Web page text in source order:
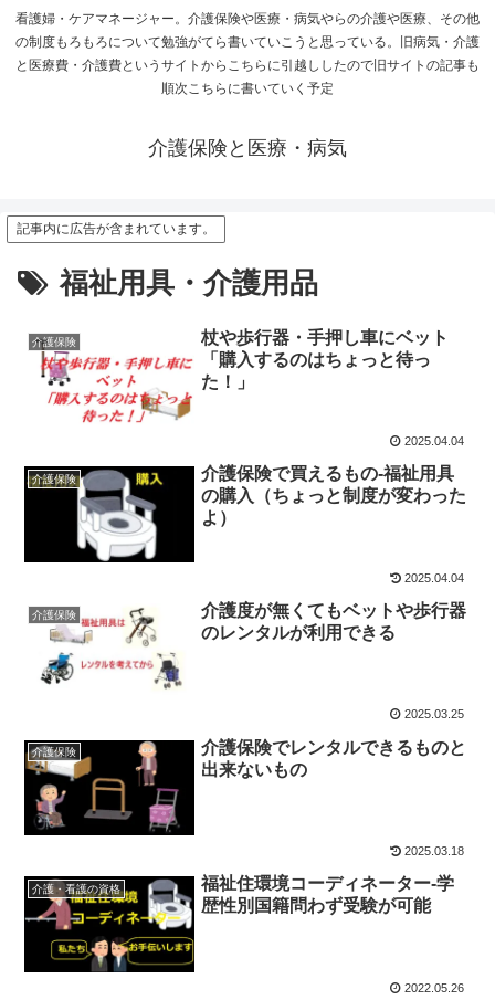
看護婦・ケアマネージャー。介護保険や医療・病気やらの介護や医療、その他
の制度もろもろについて勉強がてら書いていこうと思っている。旧病気・介護
と医療費・介護費というサイトからこちらに引越ししたので旧サイトの記事も
順次こちらに書いていく予定
介護保険と医療・病気
記事内に広告が含まれています。
福祉用具・介護用品
介護保険
杖や歩行器・手押し車にベット
「購入するのはちょっと待っ
た！」
2025.04.04
介護保険
介護保険で買えるもの-福祉用具
の購入（ちょっと制度が変わった
よ）
2025.04.04
介護保険
介護度が無くてもベットや歩行器
のレンタルが利用できる
2025.03.25
介護保険
介護保険でレンタルできるものと
出来ないもの
2025.03.18
介護・看護の資格
福祉住環境コーディネーター-学
歴性別国籍問わず受験が可能
2022.05.26